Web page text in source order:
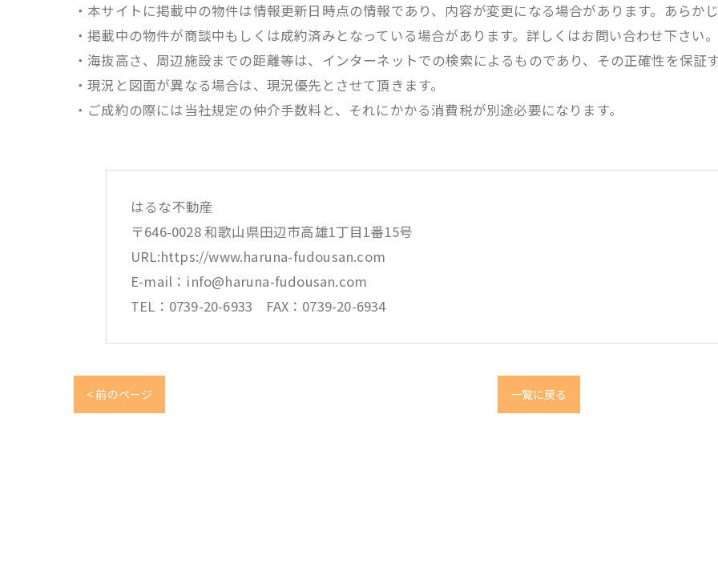
・本サイトに掲載中の物件は情報更新日時点の情報であり、内容が変更になる場合があります。あらか
・掲載中の物件が商談中もしくは成約済みとなっている場合があります。詳しくはお問い合わせ下さい。
・海抜高さ、周辺施設までの距離等は、インターネットでの検索によるものであり、その正確性を保証
・現況と図面が異なる場合は、現況優先とさせて頂きます。
・ご成約の際には当社規定の仲介手数料と、それにかかる消費税が別途必要になります。
はるな不動産
〒646-0028 和歌山県田辺市高雄1丁目1番15号
URL:https://www.haruna-fudousan.com
E-mail：info@haruna-fudousan.com
TEL：0739-20-6933 FAX：0739-20-6934
< 前のページ 一覧に戻る